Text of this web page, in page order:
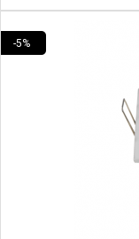
-5%